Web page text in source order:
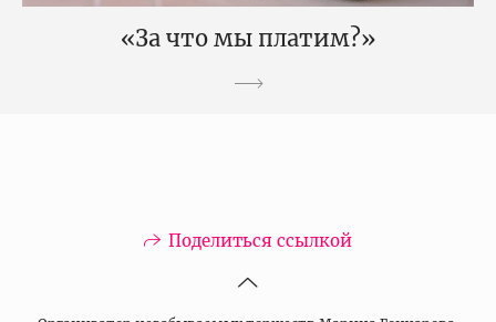
«За что мы платим?»
Поделиться ссылкой